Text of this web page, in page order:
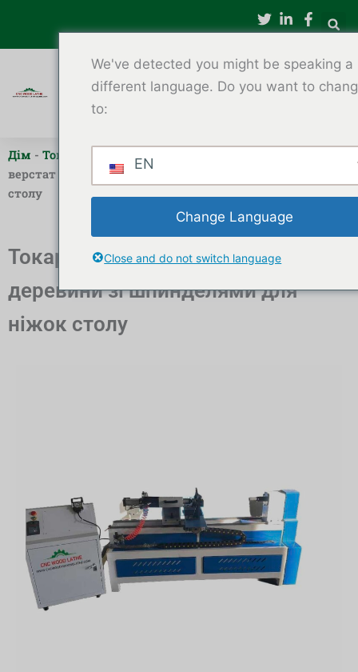
вмісту
Дім - Токарний верстат з ЧПУ для деревини
верстат з ЧПУ для деревини зі шпинделями для ніжок
столу
Токарний верстат з ЧПУ для
деревини зі шпинделями для
ніжок столу
We've detected you might be speaking a
different language. Do you want to
to:
EN
Change Language
Close and do not switch language